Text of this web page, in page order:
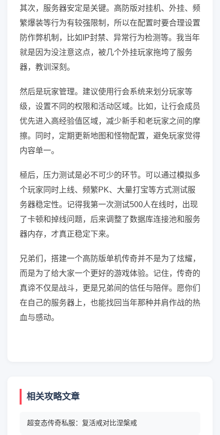
其次，服务器安定是关键。高防版对挂机、外挂、频
繁爆装等行为有较强限制，所以在配置时要合理设置
防作弊机制，比如IP封禁、异常行为检测等。我当年
就是因为没注意这点，被几个外挂玩家拖垮了服务
器，教训深刻。
然后是玩家管理。建议使用行会系统来划分玩家等
级，设置不同的权限和活动区域。比如，让行会成员
优先进入高经验值区域，减少新手和老玩家之间的摩
擦。同时，定期更新地图和怪物配置，避免玩家觉得
内容单一。
極后，压力测试是必不可少的环节。可以通过模拟多
个玩家同时上线、频繁PK、大量打宝等方式测试服
务器稳定性。记得我第一次测试500人在线时，出现
了卡顿和掉线问题，后来调整了数据库连接池和服务
器内存，才真正稳定下来。
兄弟们，搭建一个高防版单机传奇并不是为了炫耀，
而是为了给大家一个更好的游戏体验。记住，传奇的
真谛不仅是战斗，更是兄弟间的信任与陪伴。愿你们
在自己的服务器上，也能找回当年那种并肩作战的热
血与感动。
相关攻略文章
超变态传奇私服：复活戒对比涅槃戒